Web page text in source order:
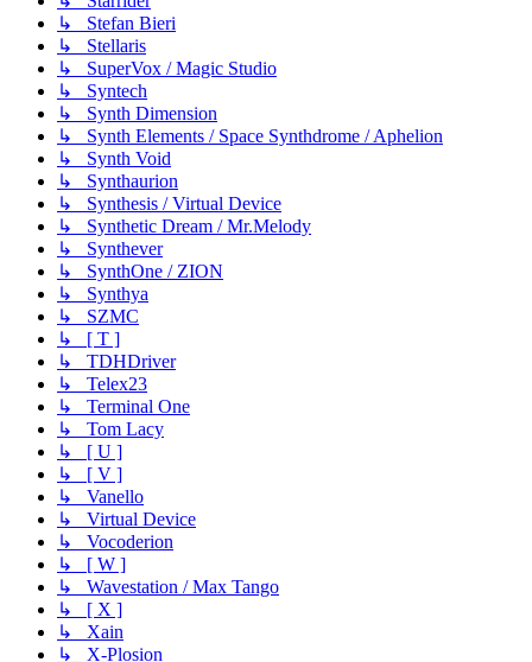
↳ Stefan Bieri
↳ Stellaris
↳ SuperVox / Magic Studio
↳ Syntech
↳ Synth Dimension
↳ Synth Elements / Space Synthdrome / Aphelion
↳ Synth Void
↳ Synthaurion
↳ Synthesis / Virtual Device
↳ Synthetic Dream / Mr.Melody
↳ Synthever
↳ SynthOne / ZION
↳ Synthya
↳ SZMC
↳ [ T ]
↳ TDHDriver
↳ Telex23
↳ Terminal One
↳ Tom Lacy
↳ [ U ]
↳ [ V ]
↳ Vanello
↳ Virtual Device
↳ Vocoderion
↳ [ W ]
↳ Wavestation / Max Tango
↳ [ X ]
↳ Xain
↳ X-Plosion